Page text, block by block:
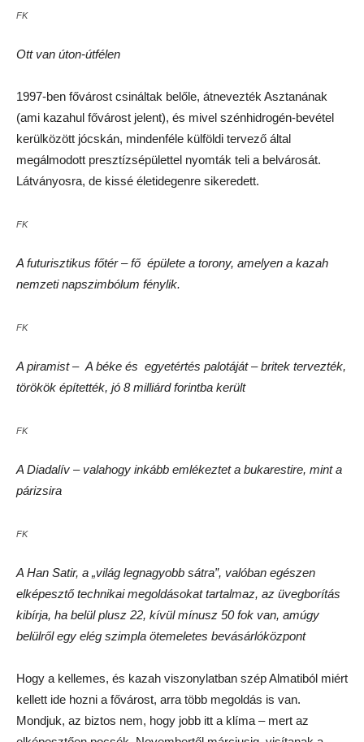
FK
Ott van úton-útfélen
1997-ben fővárost csináltak belőle, átnevezték Asztanának
(ami kazahul fővárost jelent), és mivel szénhidrogén-bevétel
kerülközött jócskán, mindenféle külföldi tervező által
megálmodott presztízsépülettel nyomták teli a belvárosát.
Látványosra, de kissé életidegenre sikeredett.
FK
A futurisztikus főtér – fő épülete a torony, amelyen a kazah
nemzeti napszimbólum fénylik.
FK
A piramist – A béke és egyetértés palotáját – britek tervezték,
törökök építették, jó 8 milliárd forintba került
FK
A Diadalív – valahogy inkább emlékeztet a bukarestire, mint a
párizsira
FK
A Han Satir, a „világ legnagyobb sátra”, valóban egészen
elképesztő technikai megoldásokat tartalmaz, az üvegborítás
kibírja, ha belül plusz 22, kívül mínusz 50 fok van, amúgy
belülről egy elég szimpla ötemeletes bevásárlóközpont
Hogy a kellemes, és kazah viszonylatban szép Almatiból miért
kellett ide hozni a fővárost, arra több megoldás is van.
Mondjuk, az biztos nem, hogy jobb itt a klíma – mert az